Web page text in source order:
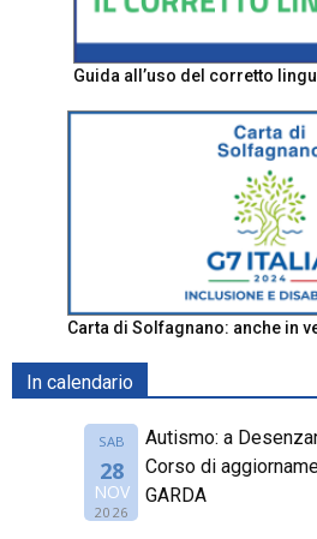
Guida all’uso del corretto
Carta di Solfagnano: anche in
In calendario
SAB
28
NOV
2026
Autismo: a
Corso di
GARDA